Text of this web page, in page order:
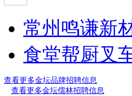
常州鸣谦新
食堂帮厨叉
查看更多金坛品牌招聘信息
查看更多金坛儒林招聘信息